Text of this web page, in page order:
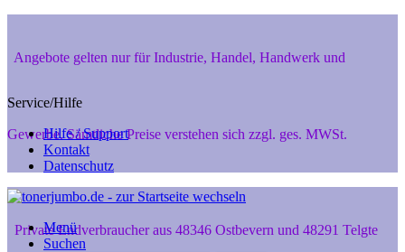
Angebote gelten nur für Industrie, Handel, Handwerk und
Gewerbe. Sämtliche Preise verstehen sich zzgl. ges. MWSt.
Private Endverbraucher aus 48346 Ostbevern und 48291 Telgte
Service/Hilfe
Hilfe / Support
Kontakt
Datenschutz
Menü
Suchen